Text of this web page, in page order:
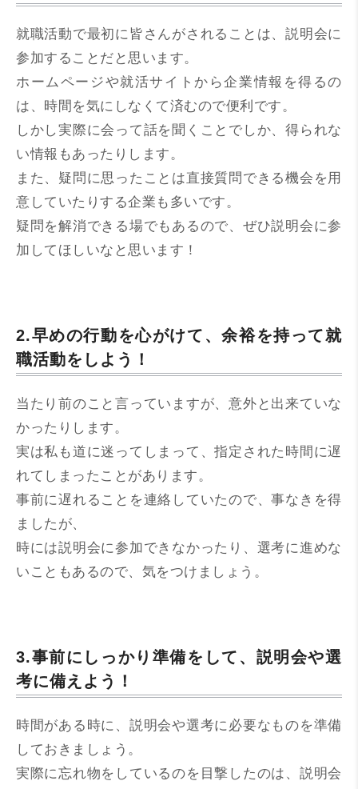
就職活動で最初に皆さんがされることは、説明会に
参加することだと思います。
ホームページや就活サイトから企業情報を得るの
は、時間を気にしなくて済むので便利です。
しかし実際に会って話を聞くことでしか、得られな
い情報もあったりします。
また、疑問に思ったことは直接質問できる機会を用
意していたりする企業も多いです。
疑問を解消できる場でもあるので、ぜひ説明会に参
加してほしいなと思います！
2.早めの行動を心がけて、余裕を持って就
職活動をしよう！
当たり前のこと言っていますが、意外と出来ていな
かったりします。
実は私も道に迷ってしまって、指定された時間に遅
れてしまったことがあります。
事前に遅れることを連絡していたので、事なきを得
ましたが、
時には説明会に参加できなかったり、選考に進めな
いこともあるので、気をつけましょう。
3.事前にしっかり準備をして、説明会や選
考に備えよう！
時間がある時に、説明会や選考に必要なものを準備
しておきましょう。
実際に忘れ物をしているのを目撃したのは、説明会